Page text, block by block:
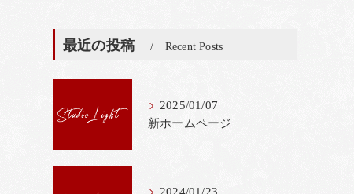
最近の投稿 Recent Posts
2025/01/07
新ホームページ